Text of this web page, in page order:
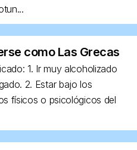
como Las Grecas
1. Ir muy alcoholizado
2. Estar bajo los
físicos o psicológicos del